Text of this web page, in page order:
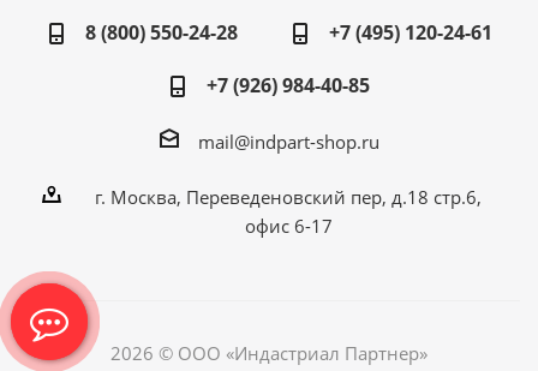
8 (800) 550-24-28
+7 (495) 120-24-61
+7 (926) 984-40-85
mail@indpart-shop.ru
г. Москва, Переведеновский пер, д.18 стр.6,
офис 6-17
2026 © ООО «Индастриал Партнер»